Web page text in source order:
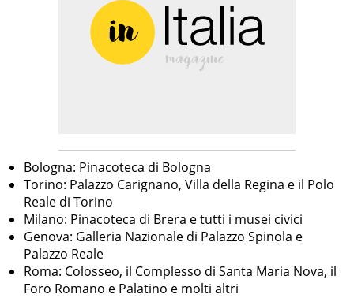
Bologna: Pinacoteca di Bologna
Torino: Palazzo Carignano, Villa della Regina e il Polo
Reale di Torino
Milano: Pinacoteca di Brera e tutti i musei civici
Genova: Galleria Nazionale di Palazzo Spinola e
Palazzo Reale
Roma: Colosseo, il Complesso di Santa Maria Nova, il
Foro Romano e Palatino e molti altri